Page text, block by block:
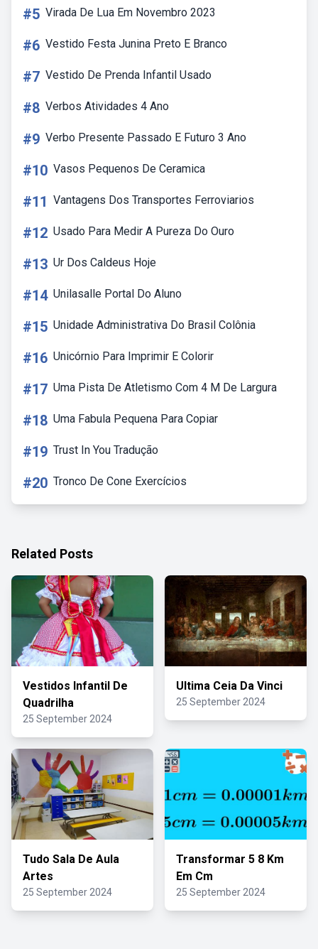
#5 Virada De Lua Em Novembro 2023
#6 Vestido Festa Junina Preto E Branco
#7 Vestido De Prenda Infantil Usado
#8 Verbos Atividades 4 Ano
#9 Verbo Presente Passado E Futuro 3 Ano
#10 Vasos Pequenos De Ceramica
#11 Vantagens Dos Transportes Ferroviarios
#12 Usado Para Medir A Pureza Do Ouro
#13 Ur Dos Caldeus Hoje
#14 Unilasalle Portal Do Aluno
#15 Unidade Administrativa Do Brasil Colônia
#16 Unicórnio Para Imprimir E Colorir
#17 Uma Pista De Atletismo Com 4 M De Largura
#18 Uma Fabula Pequena Para Copiar
#19 Trust In You Tradução
#20 Tronco De Cone Exercícios
Related Posts
Vestidos Infantil De
Quadrilha
25 September 2024
Ultima Ceia Da Vinci
25 September 2024
Tudo Sala De Aula
Artes
25 September 2024
Transformar 5 8 Km
Em Cm
25 September 2024